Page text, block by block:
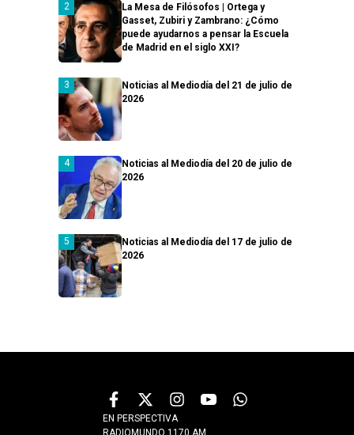
La Mesa de Filósofos | Ortega y
Gasset, Zubiri y Zambrano: ¿Cómo
puede ayudarnos a pensar la Escuela
de Madrid en el siglo XXI?
Noticias al Mediodía del 21 de julio de
2026
Noticias al Mediodía del 20 de julio de
2026
Noticias al Mediodía del 17 de julio de
2026
EN PERSPECTIVA
RADIOMUNDO 1170 AM